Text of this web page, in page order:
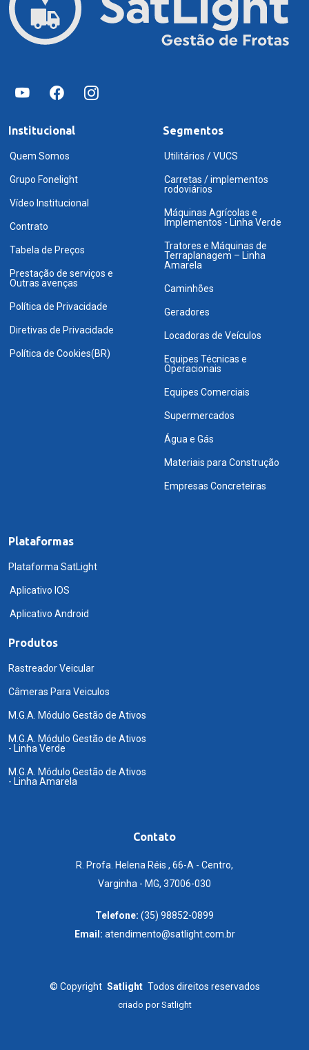
Institucional
Quem Somos
Grupo Fonelight
Vídeo Institucional
Contrato
Tabela de Preços
Prestação de serviços e
Outras avenças
Política de Privacidade
Diretivas de Privacidade
Política de Cookies(BR)
Segmentos
Utilitários / VUCS
Carretas / implementos
rodoviários
Máquinas Agrícolas e
Implementos - Linha Verde
Tratores e Máquinas de
Terraplanagem – Linha
Amarela
Caminhões
Geradores
Locadoras de Veículos
Equipes Técnicas e
Operacionais
Equipes Comerciais
Supermercados
Água e Gás
Materiais para Construção
Empresas Concreteiras
Plataformas
Plataforma SatLight
Aplicativo IOS
Aplicativo Android
Produtos
Rastreador Veicular
Câmeras Para Veiculos
M.G.A. Módulo Gestão de Ativos
M.G.A. Módulo Gestão de Ativos
- Linha Verde
M.G.A. Módulo Gestão de Ativos
- Linha Amarela
Contato
R. Profa. Helena Réis , 66-A - Centro,
Varginha - MG, 37006-030
Telefone: (35) 98852-0899
Email: atendimento@satlight.com.br
© Copyright Satlight Todos direitos reservados
criado porSatlight